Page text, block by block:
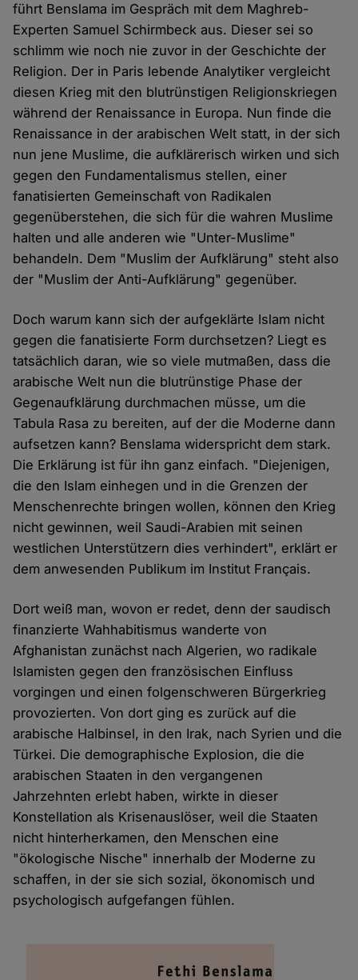
führt Benslama im Gespräch mit dem Maghreb-
Experten Samuel Schirmbeck aus. Dieser sei so
schlimm wie noch nie zuvor in der Geschichte der
Religion. Der in Paris lebende Analytiker vergleicht
diesen Krieg mit den blutrünstigen Religionskriegen
während der Renaissance in Europa. Nun finde die
Renaissance in der arabischen Welt statt, in der sich
nun jene Muslime, die aufklärerisch wirken und sich
gegen den Fundamentalismus stellen, einer
fanatisierten Gemeinschaft von Radikalen
gegenüberstehen, die sich für die wahren Muslime
halten und alle anderen wie "Unter-Muslime"
behandeln. Dem "Muslim der Aufklärung" steht also
der "Muslim der Anti-Aufklärung" gegenüber.
Doch warum kann sich der aufgeklärte Islam nicht
gegen die fanatisierte Form durchsetzen? Liegt es
tatsächlich daran, wie so viele mutmaßen, dass die
arabische Welt nun die blutrünstige Phase der
Gegenaufklärung durchmachen müsse, um die
Tabula Rasa zu bereiten, auf der die Moderne dann
aufsetzen kann? Benslama widerspricht dem stark.
Die Erklärung ist für ihn ganz einfach. "Diejenigen,
die den Islam einhegen und in die Grenzen der
Menschenrechte bringen wollen, können den Krieg
nicht gewinnen, weil Saudi-Arabien mit seinen
westlichen Unterstützern dies verhindert", erklärt er
dem anwesenden Publikum im Institut Français.
Dort weiß man, wovon er redet, denn der saudisch
finanzierte Wahhabitismus wanderte von
Afghanistan zunächst nach Algerien, wo radikale
Islamisten gegen den französischen Einfluss
vorgingen und einen folgenschweren Bürgerkrieg
provozierten. Von dort ging es zurück auf die
arabische Halbinsel, in den Irak, nach Syrien und die
Türkei. Die demographische Explosion, die die
arabischen Staaten in den vergangenen
Jahrzehnten erlebt haben, wirkte in dieser
Konstellation als Krisenauslöser, weil die Staaten
nicht hinterherkamen, den Menschen eine
"ökologische Nische" innerhalb der Moderne zu
schaffen, in der sie sich sozial, ökonomisch und
psychologisch aufgefangen fühlen.